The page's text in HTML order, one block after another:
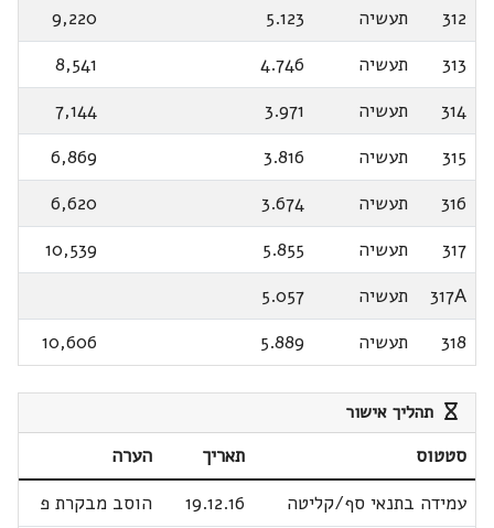
312 תעשיה 5.123
9,220
313
תעשיה 4.746
8,541
314
תעשיה 3.971
7,144
315
תעשיה 3.816
6,869
316
תעשיה 3.674
6,620
317
תעשיה 5.855
10,539
317A
תעשיה
5.057
318
תעשיה 5.889
10,606
תהליך אישור
סטטוס תאריך
הערה
עמידה בתנאי סף/קליטה
19.12.16
הוסב מבקרת פ